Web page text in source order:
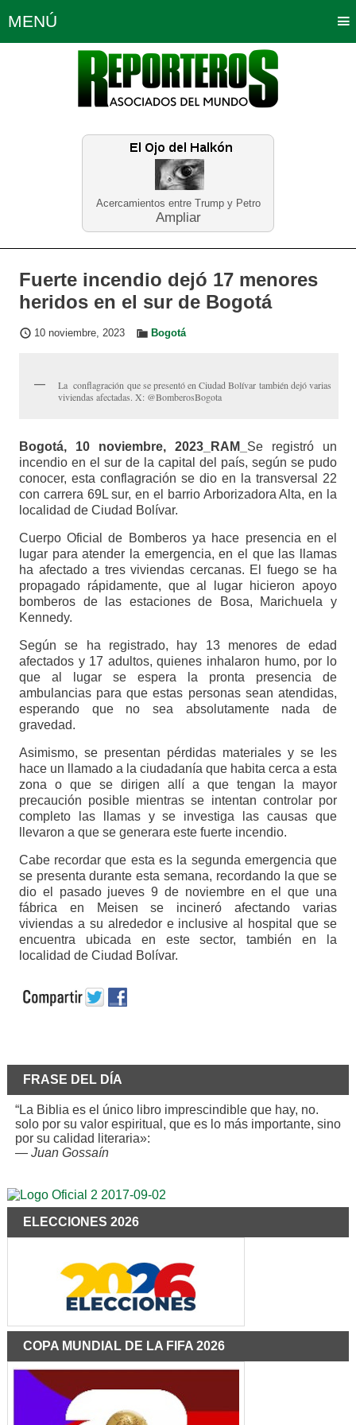
Acercamientos entre Trump y Petro
Ampliar
MENÚ
Política Opinión Bogotá
Planeta Tierra Deportes
Educación Neira
Fuerte incendio dejó 17 menores
heridos en el sur de Bogotá
10 noviembre, 2023 Bogotá
La conflagración que se presentó en Ciudad Bolívar también dejó varias
viviendas afectadas. X: @BomberosBogota
Bogotá, 10 noviembre, 2023_RAM_ Se registró un
incendio en el sur de la capital del país, según se pudo
conocer, esta conflagración se dio en la transversal 22
con carrera 69L sur, en el barrio Arborizadora Alta, en la
localidad de Ciudad Bolívar.
Cuerpo Oficial de Bomberos ya hace presencia en el
lugar para atender la emergencia, en el que las llamas
ha afectado a tres viviendas cercanas. El fuego se ha
propagado rápidamente, que al lugar hicieron apoyo
bomberos de las estaciones de Bosa, Marichuela y
Kennedy.
Según se ha registrado, hay 13 menores de edad
afectados y 17 adultos, quienes inhalaron humo, por lo
que al lugar se espera la pronta presencia de
ambulancias para que estas personas sean atendidas,
esperando que no sea absolutamente nada de
gravedad.
Asimismo, se presentan pérdidas materiales y se les
hace un llamado a la ciudadanía que habita cerca a esta
zona o que se dirigen allí a que tengan la mayor
precaución posible mientras se intentan controlar por
completo las llamas y se investiga las causas que
llevaron a que se generara este fuerte incendio.
Cabe recordar que esta es la segunda emergencia que
se presenta durante esta semana, recordando la que se
dio el pasado jueves 9 de noviembre en el que una
fábrica en Meisen se incineró afectando varias
viviendas a su alrededor e inclusive al hospital que se
encuentra ubicada en este sector, también en la
localidad de Ciudad Bolívar.
FRASE DEL DÍA
“La Biblia es el único libro imprescindible que hay, no.
solo por su valor espiritual, que es lo más importante, sino
por su calidad literaria»:
— Juan Gossaín
ELECCIONES 2026
COPA MUNDIAL DE LA FIFA 2026